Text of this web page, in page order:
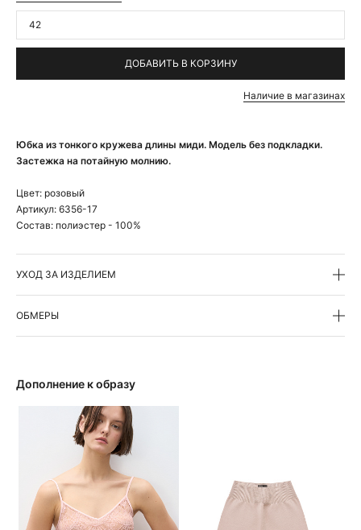
Юбка из тонкого кружева длины миди. Модель без подкладки.
Застежка на потайную молнию.
Цвет: розовый
Артикул: 6356-17
Состав: полиэстер - 100%
УХОД ЗА ИЗДЕЛИЕМ
ОБМЕРЫ
42
ДОБАВИТЬ В КОРЗИНУ
Наличие в магазинах
Дополнение к образу